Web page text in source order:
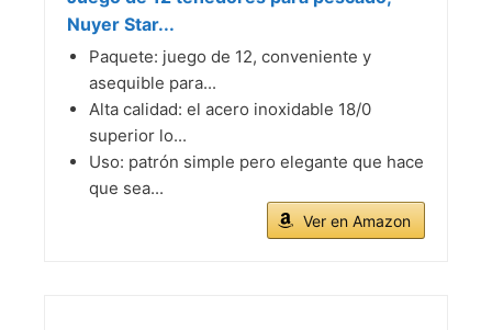
Nuyer Star...
Paquete: juego de 12, conveniente y
asequible para...
Alta calidad: el acero inoxidable 18/0
superior lo...
Uso: patrón simple pero elegante que hace
que sea...
Ver en Amazon